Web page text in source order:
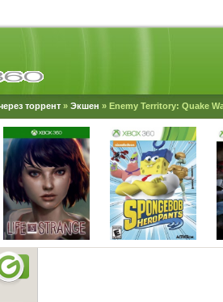
торрент » Экшен » Enemy Territory: Quake